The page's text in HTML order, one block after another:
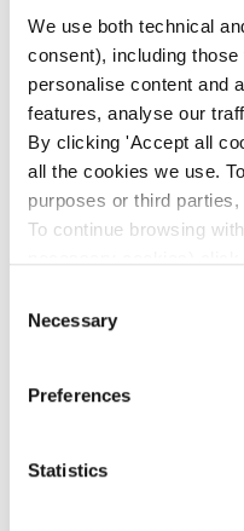
We use both technical
consent), including
personalise content and
features, analyse our
By clicking 'Accept all
all the cookies we use.
purposes or third
To continue browsing
Policy. The cookie
Selection
Necessary
Preferences
Statistics